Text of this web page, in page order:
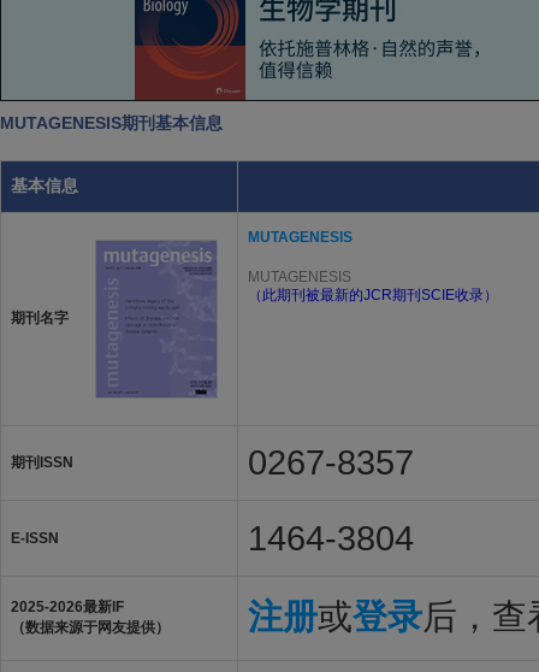
MUTAGENESIS期刊基本信息
基本信息
期刊名字
MUTAGENESIS
MUTAGENESIS
（此期刊被最新的JCR期刊SCIE收录）
期刊ISSN 0267-8357
E-ISSN 1464-3804
2025-2026最新IF
（数据来源于网友提供）
注册或登录后，查